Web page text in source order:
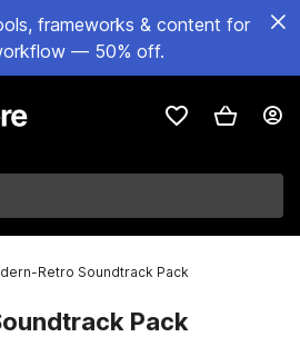
frameworks & content for
— 50% off.
Retro Soundtrack Pack
Pack